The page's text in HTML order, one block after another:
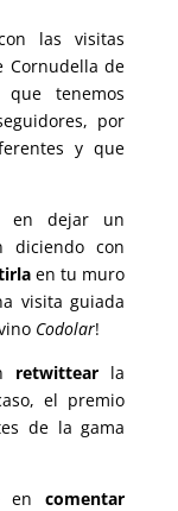
las visitas
Cornudella de
que tenemos
por
y que
en dejar un
diciendo con
en tu muro
visita guiada
Codolar!
retwittear la
el premio
de la gama
encomentar